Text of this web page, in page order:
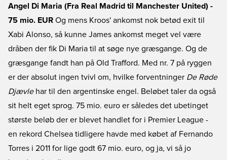
Angel Di Maria (Fra Real Madrid til Manchester United) -
75 mio. EUR Og mens Kroos' ankomst nok betød exit til
Xabi Alonso, så kunne James ankomst meget vel være
dråben der fik Di Maria til at søge nye græsgange. Og de
græsgange fandt han på Old Trafford. Med nr. 7 på ryggen
er der absolut ingen tvivl om, hvilke forventninger De Røde
Djævlehar til den argentinske engel. Beløbet taler da også
sit helt eget sprog. 75 mio. euro er således det ubetinget
største beløb der er blevet handlet for i Premier League -
en rekord Chelsea tidligere havde med købet af Fernando
Torres i 2011 for lige godt 67 mio. euro, og ja, vi så jo